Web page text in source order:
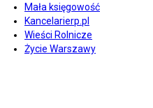
Mała księgowość
Kancelarierp.pl
Wieści Rolnicze
Życie Warszawy